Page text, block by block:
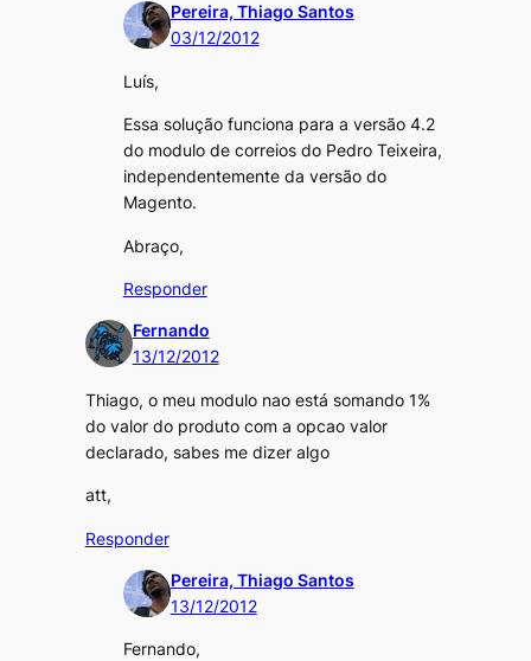
Pereira, Thiago Santos
03/12/2012
Luís,
Essa solução funciona para a versão 4.2
do modulo de correios do Pedro Teixeira,
independentemente da versão do
Magento.
Abraço,
Responder
Fernando
13/12/2012
Thiago, o meu modulo nao está somando 1%
do valor do produto com a opcao valor
declarado, sabes me dizer algo
att,
Responder
Pereira, Thiago Santos
13/12/2012
Fernando,